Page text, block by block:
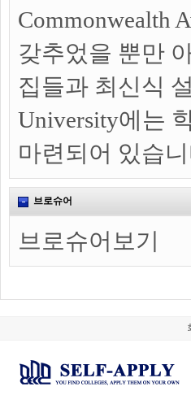
Commonwealth
갖추었을 뿐만
집들과 최신식
University에는
마련되어 있습
브로슈어
브로슈어보기